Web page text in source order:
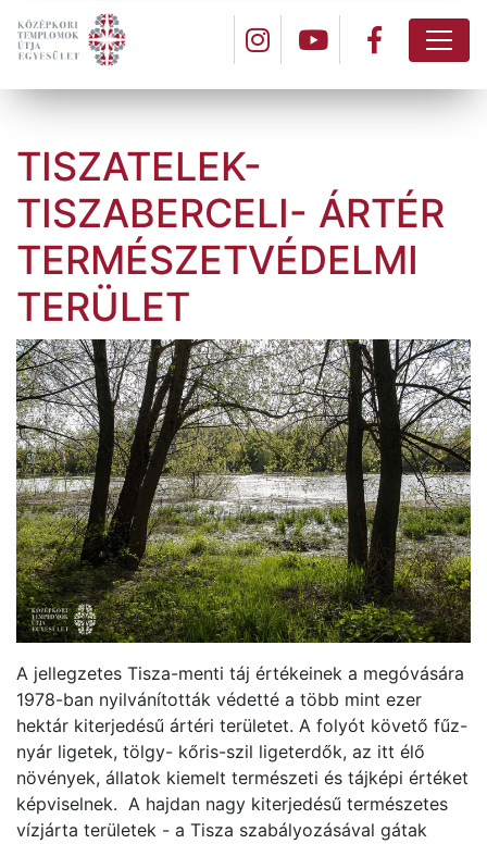
TISZATELEK-
TISZABERCELI- ÁRTÉR
TERMÉSZETVÉDELMI
TERÜLET
A jellegzetes Tisza-menti táj értékeinek a megóvására
1978-ban nyilvánították védetté a több mint ezer
hektár kiterjedésű ártéri területet. A folyót követő fűz-
nyár ligetek, tölgy- kőris-szil ligeterdők, az itt élő
növények, állatok kiemelt természeti és tájképi értéket
képviselnek. A hajdan nagy kiterjedésű természetes
vízjárta területek - a Tisza szabályozásával gátak